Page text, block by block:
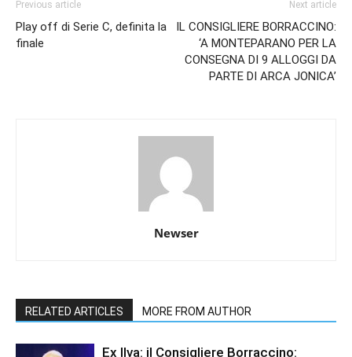
Previous article
Play off di Serie C, definita la
finale
Next article
IL CONSIGLIERE BORRACCINO:
‘A MONTEPARANO PER LA
CONSEGNA DI 9 ALLOGGI DA
PARTE DI ARCA JONICA’
Newser
RELATED ARTICLES MORE FROM AUTHOR
Ex Ilva: il Consigliere Borraccino: